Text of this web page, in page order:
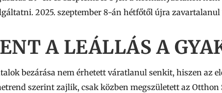
2025. szeptember 8-án hétfőtől újra zavartalanul
A LEÁLLÁS A
bezárása nem érhetett váratlanul senkit, hiszen az
szerint zajlik, csak közben megszületett az